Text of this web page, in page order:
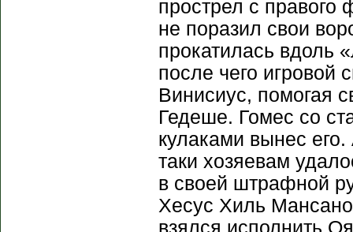
прострел с правого
не поразил свои
прокатилась вдоль
после чего
Винисиус, помогая
Гедеше. Гомес со
кулаками вынес
таки хозяевам
в своей штрафной
Хесус Хиль
взялся исполнить